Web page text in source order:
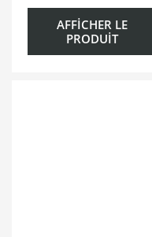
AFFICHER LE
PRODUIT